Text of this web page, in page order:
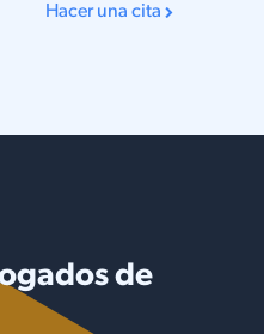
Hacer una cita
de